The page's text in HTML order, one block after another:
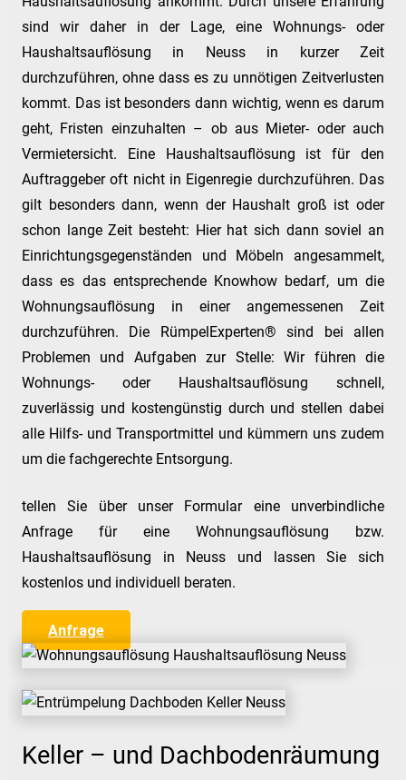
sind wir daher in der Lage, eine Wohnungs- oder
Haushaltsauflösung in Neuss in kurzer Zeit
durchzuführen, ohne dass es zu unnötigen Zeitverlusten
kommt. Das ist besonders dann wichtig, wenn es darum
geht, Fristen einzuhalten – ob aus Mieter- oder auch
Vermietersicht. Eine Haushaltsauflösung ist für den
Auftraggeber oft nicht in Eigenregie durchzuführen. Das
gilt besonders dann, wenn der Haushalt groß ist oder
schon lange Zeit besteht: Hier hat sich dann soviel an
Einrichtungsgegenständen und Möbeln angesammelt,
dass es das entsprechende Knowhow bedarf, um die
Wohnungsauflösung in einer angemessenen Zeit
durchzuführen. Die RümpelExperten® sind bei allen
Problemen und Aufgaben zur Stelle: Wir führen die
Wohnungs- oder Haushaltsauflösung schnell,
zuverlässig und kostengünstig durch und stellen dabei
alle Hilfs- und Transportmittel und kümmern uns zudem
um die fachgerechte Entsorgung.
tellen Sie über unser Formular eine unverbindliche
Anfrage für eine Wohnungsauflösung bzw.
Haushaltsauflösung in Neuss und lassen Sie sich
kostenlos und individuell beraten.
Anfrage
Keller – und Dachbodenräumung